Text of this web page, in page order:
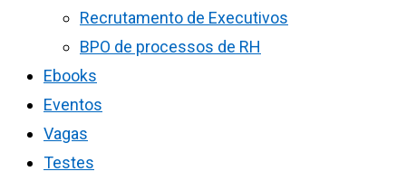
Recrutamento de Executivos
BPO de processos de RH
Ebooks
Eventos
Vagas
Testes